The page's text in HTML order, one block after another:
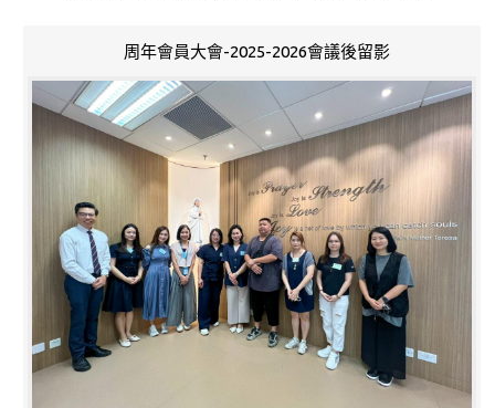
周年會員大會-2025-2026會議後留影